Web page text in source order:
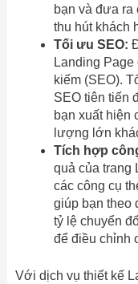
bạn và đưa ra
thu hút khách
Tối ưu SEO:
Landing
kiếm (SEO).
SEO tiên tiến
bạn xuất hiện
lượng lớn
Tích hợp
quả của trang
các công cụ
giúp bạn theo
tỷ lệ chuyển
để điều chỉnh
Với dịch vụ thiết kế